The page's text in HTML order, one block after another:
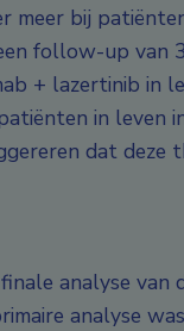
meer bij
follow-up van
+ lazertinib in
in leven
dat deze
analyse van
analyse